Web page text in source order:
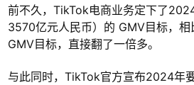
前不久，TikTok电商业务定下了
3570亿元人民币）的 GMV目标，
GMV目标，直接翻了一倍多。
与此同时，TikTok官方宣布2024年